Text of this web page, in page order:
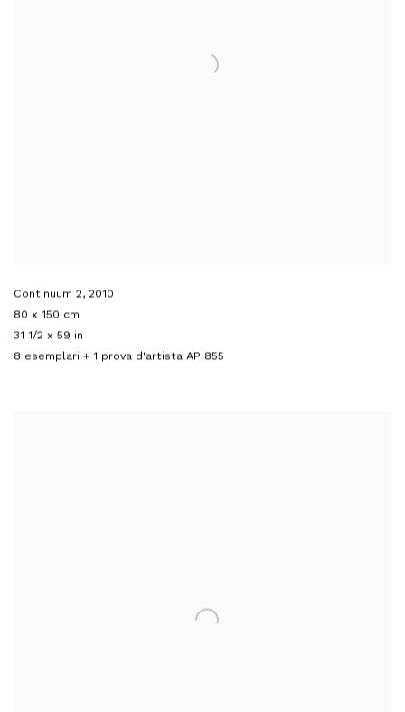
Continuum 2, 2010
80 x 150 cm
31 1/2 x 59 in
8 esemplari + 1 prova d'artista AP 855